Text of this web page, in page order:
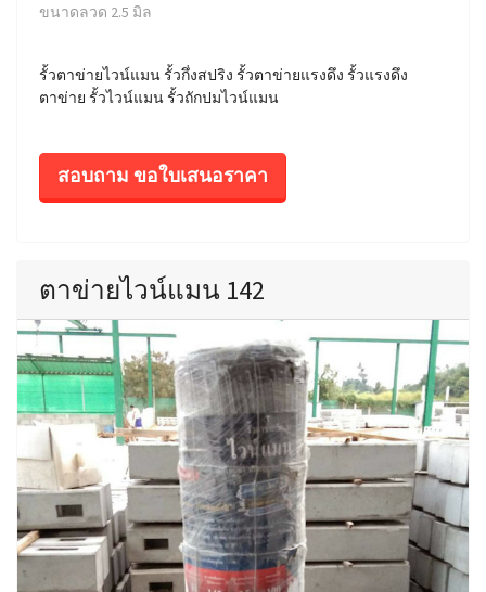
ขนาดลวด 2.5 มิล
รั้วตาข่ายไวน์แมน รั้วกึ่งสปริง รั้วตาข่ายแรงดึง รั้วแรงดึง
ตาข่าย รั้วไวน์แมน รั้วถักปมไวน์แมน
สอบถาม ขอใบเสนอราคา
ตาข่ายไวน์แมน 142